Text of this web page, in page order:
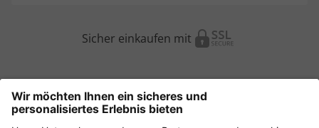
Sicher einkaufen mit
Weitere Onlineshops